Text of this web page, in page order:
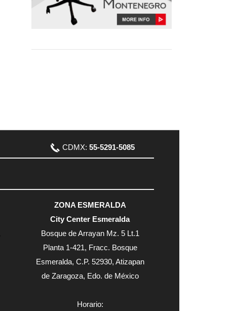
CDMX:55-5291-5085
ZONA ESMERALDA
City Center Esmeralda
Bosque de Arrayan Mz. 5 Lt.1
Planta 1-421, Fracc. Bosque
Esmeralda, C.P. 52930, Atizapan
de Zaragoza, Edo. de México
Horario: